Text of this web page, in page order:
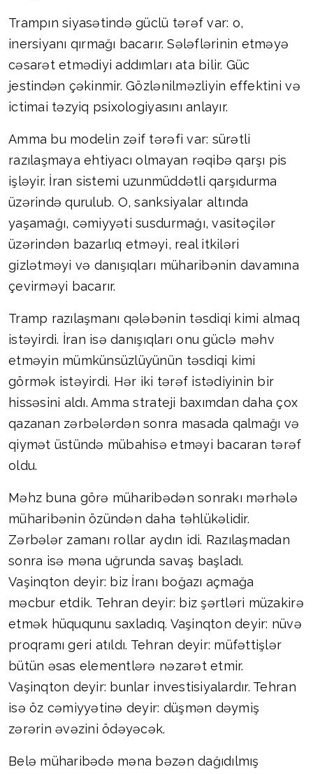
Trampın siyasətində güclü tərəf var: o,
inersiyanı qırmağı bacarır. Sələflərinin etməyə
cəsarət etmədiyi addımları ata bilir. Güc
jestindən çəkinmir. Gözlənilməzliyin effektini və
ictimai təzyiq psixologiyasını anlayır.
Amma bu modelin zəif tərəfi var: sürətli
razılaşmaya ehtiyacı olmayan rəqibə qarşı pis
işləyir. İran sistemi uzunmüddətli qarşıdurma
üzərində qurulub. O, sanksiyalar altında
yaşamağı, cəmiyyəti susdurmağı, vasitəçilər
üzərindən bazarlıq etməyi, real itkiləri
gizlətməyi və danışıqları müharibənin davamına
çevirməyi bacarır.
Tramp razılaşmanı qələbənin təsdiqi kimi almaq
istəyirdi. İran isə danışıqları onu güclə məhv
etməyin mümkünsüzlüyünün təsdiqi kimi
görmək istəyirdi. Hər iki tərəf istədiyinin bir
hissəsini aldı. Amma strateji baxımdan daha çox
qazanan zərbələrdən sonra masada qalmağı və
qiymət üstündə mübahisə etməyi bacaran tərəf
oldu.
Məhz buna görə müharibədən sonrakı mərhələ
müharibənin özündən daha təhlükəlidir.
Zərbələr zamanı rollar aydın idi. Razılaşmadan
sonra isə məna uğrunda savaş başladı.
Vaşinqton deyir: biz İranı boğazı açmağa
məcbur etdik. Tehran deyir: biz şərtləri müzakirə
etmək hüququnu saxladıq. Vaşinqton deyir: nüvə
proqramı geri atıldı. Tehran deyir: müfəttişlər
bütün əsas elementlərə nəzarət etmir.
Vaşinqton deyir: bunlar investisiyalardır. Tehran
isə öz cəmiyyətinə deyir: düşmən dəymiş
zərərin əvəzini ödəyəcək.
Belə müharibədə məna bəzən dağıdılmış